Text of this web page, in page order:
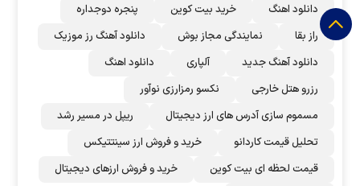
دانلود اهنگ خرید بیت کوین
پنجره دوجداره
راز بقا
نمایندگی مجاز بوش
دانلود آهنگ رز‌ موزیک
دانلود آهنگ جدید
آلپاری
دانلود اهنگ
رزرو هتل خارجی
نکسو رمزارزی نوآور
مسموم سازی آدرس های ارز دیجیتال
ریپل در مسیر رشد
تحلیل قیمت کاردانو
خرید و فروش ارز سینتتیکس
قیمت لحظه ای بیت کوین
خرید و فروش ارزهای دیجیتال